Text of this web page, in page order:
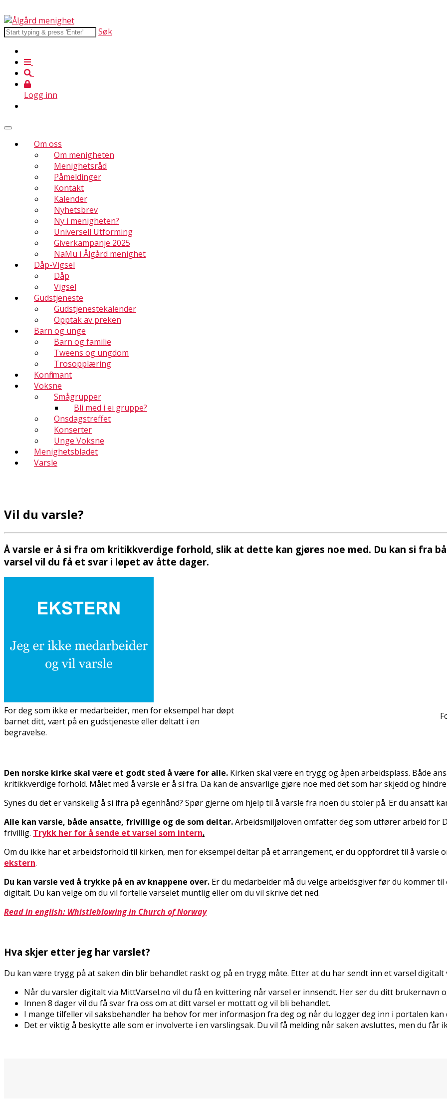
Søk
Logg inn
Om oss
Om menigheten
Menighetsråd
Påmeldinger
Kontakt
Kalender
Nyhetsbrev
Ny i menigheten?
Universell Utforming
Giverkampanje 2025
NaMu i Ålgård menighet
Dåp-Vigsel
Dåp
Vigsel
Gudstjeneste
Gudstjenestekalender
Opptak av preken
Barn og unge
Barn og familie
Tweens og ungdom
Trosopplæring
Konfirmant
Voksne
Smågrupper
Bli med i ei gruppe?
Onsdagstreffet
Konserter
Unge Voksne
Menighetsbladet
Varsle
Vil du varsle?
Å varsle er å si fra om kritikkverdige forhold, slik at dette kan gjøres noe med. Du kan si fra
varsel vil du få et svar i løpet av åtte dager.
For deg som ikke er medarbeider, men for eksempel har døpt
barnet ditt, vært på en gudstjeneste eller deltatt i en
begravelse.
Den norske kirke skal være et godt sted å være for alle. Kirken skal være en trygg og åpen arbeidsplass. Både
kritikkverdige forhold. Målet med å varsle er å si fra. Da kan de ansvarlige gjøre noe med det som har skjedd og
Synes du det er vanskelig å si ifra på egenhånd? Spør gjerne om hjelp til å varsle fra noen du stoler på. Er du ansatt
Alle kan varsle, både ansatte, frivillige og de som deltar.Arbeidsmiljøloven omfatter deg som utfører arbeid for
frivillig. Trykk her for å sende et varsel som intern.
Om du ikke har et arbeidsforhold til kirken, men for eksempel deltar på et arrangement, er du oppfordret til å varsle
ekstern.
Du kan varsle ved å trykke på en av knappene over. Er du medarbeider må du velge arbeidsgiver før du kommer
digitalt. Du kan velge om du vil fortelle varselet muntlig eller om du vil skrive det ned.
Read in english: Whistleblowing in Church of Norway
Hva skjer etter jeg har varslet?
Du kan være trygg på at saken din blir behandlet raskt og på en trygg måte. Etter at du har sendt inn et varsel
Når du varsler digitalt via MittVarsel.no vil du få en kvittering når varsel er innsendt. Her ser du ditt brukernavn
Innen 8 dager vil du få svar fra oss om at ditt varsel er mottatt og vil bli behandlet.
I mange tilfeller vil saksbehandler ha behov for mer informasjon fra deg og når du logger deg inn i portalen kan
Det er viktig å beskytte alle som er involverte i en varslingsak. Du vil få melding når saken avsluttes, men du får